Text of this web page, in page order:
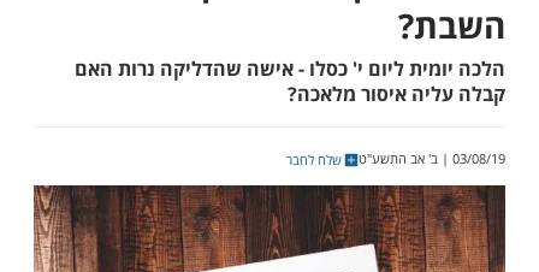
במקום שכבר קבלו את
ליום י' כסלו - אישה שהדליקה נרות האם
איסור מלאכה?